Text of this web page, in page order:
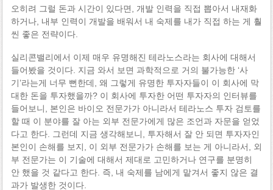
오히려 그럴 돈과 시간이 있다면, 개발 인력을 직접 뽑아서 내재화
하거나, 내부 인력이 개발을 배워서 내 숙제를 내가 직접 하는 게 훨
씬 좋은 전략이다.
실리콘밸리에서 이제 매우 유명해진 테라노스라는 회사에 대해서
들어봤을 것이다. 지금 와서 보면 과학적으로 거의 불가능한 ‘사
기’라는게 너무 뻔한데, 왜 그렇게 유명한 투자자들이 이 회사에 막
대한 돈을 투자했을까? 이 회사에 투자한 어떤 투자자의 인터뷰를
들어보니, 본인은 바이오 전문가가 아니라서 테라노스 투자 검토를
할 때 이 분야를 잘 아는 외부 전문가에게 많은 조언과 자문을 얻었
다고 한다. 그런데 지금 생각해보니, 투자해서 잘 안 되면 투자자인
본인이 손해를 보지, 이 외부 전문가가 손해를 보는 게 아니라서, 외
부 전문가는 이 기술에 대해서 제대로 고민하거나 연구를 분명히
안 했을 것 같다고 한다. 즉, 내 숙제를 남에게 맡겨서 좋지 않은 결
과가 발생한 것이다.